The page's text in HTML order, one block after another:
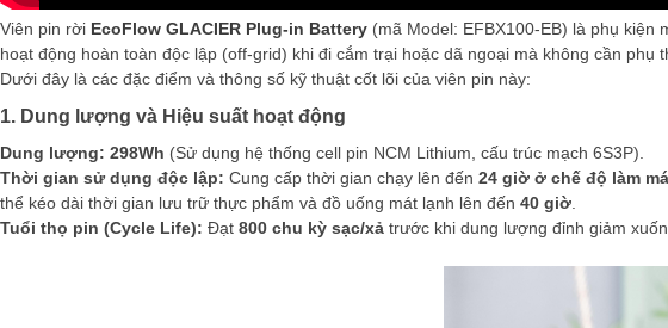
Viên pin rời EcoFlow GLACIER Plug-in Battery (mã Model: EFBX100-EB) là phụ kiện
hoạt động hoàn toàn độc lập (off-grid) khi đi cắm trại hoặc dã ngoại mà không cần
Dưới đây là các đặc điểm và thông số kỹ thuật cốt lõi của viên pin này:
1. Dung lượng và Hiệu suất hoạt động
Dung lượng: 298Wh (Sử dụng hệ thống cell pin NCM Lithium, cấu trúc mạch 6S3P).
Thời gian sử dụng độc lập: Cung cấp thời gian chạy lên đến 24 giờ ở chế độ làm
thể kéo dài thời gian lưu trữ thực phẩm và đồ uống mát lạnh lên đến 40 giờ
Tuổi thọ pin (Cycle Life): Đạt 800 chu kỳ sạc/xả trước khi dung lượng đỉnh giảm